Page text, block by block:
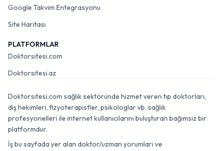
Google Takvim Entegrasyonu
Site Haritası
PLATFORMLAR
Doktorsitesi.com
Doktorsitesi.az
Doktorsitesi.com sağlık sektöründe hizmet veren tıp doktorları,
diş hekimleri, fizyoterapistler, psikologlar vb. sağlık
profesyonelleri ile internet kullanıcılarını buluşturan bağımsız bir
platformdur.
İş bu sayfada yer alan doktor/uzman yorumları ve